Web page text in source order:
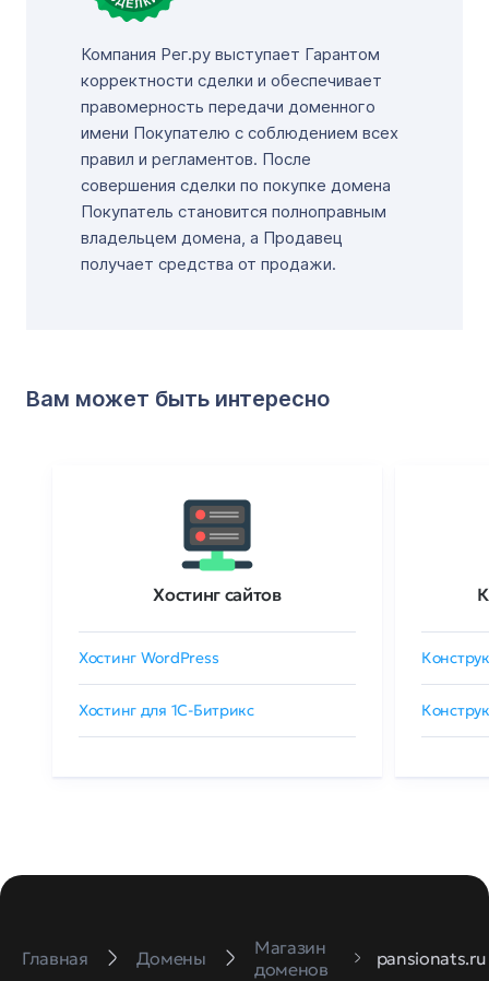
Компания Рег.ру выступает Гарантом
корректности сделки и обеспечивает
правомерность передачи доменного
имени Покупателю с соблюдением всех
правил и регламентов. После
совершения сделки по покупке домена
Покупатель становится полноправным
владельцем домена, а Продавец
получает средства от продажи.
Вам может быть интересно
Хостинг сайтов
Хостинг WordPress
Хостинг для 1C-Битрикс
Главная Домены
Магазин
доменов
pansionats.ru